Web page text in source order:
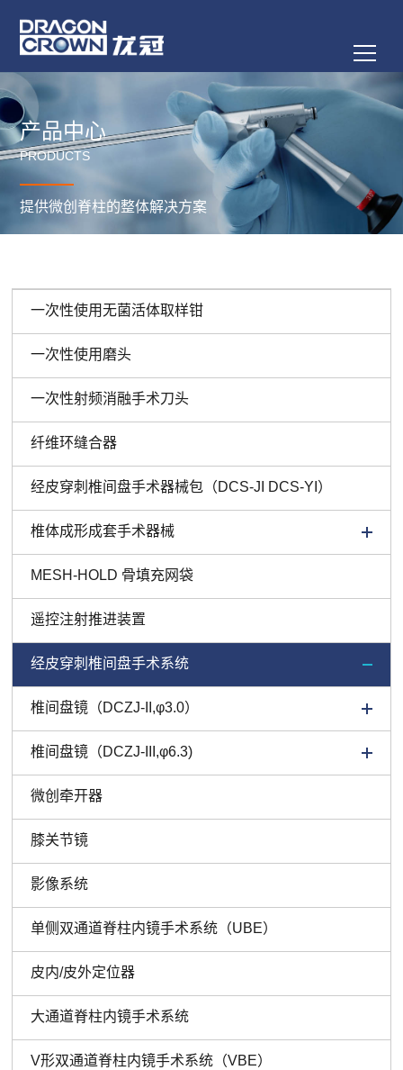
产品中心
PRODUCTS
提供微创脊柱的整体解决方案
一次性使用无菌活体取样钳
一次性使用磨头
一次性射频消融手术刀头
纤维环缝合器
经皮穿刺椎间盘手术器械包（DCS-JI DCS-YI）
椎体成形成套手术器械
MESH-HOLD 骨填充网袋
遥控注射推进装置
经皮穿刺椎间盘手术系统
椎间盘镜（DCZJ-II,φ3.0）
椎间盘镜（DCZJ-III,φ6.3)
微创牵开器
膝关节镜
影像系统
单侧双通道脊柱内镜手术系统（UBE）
皮内/皮外定位器
大通道脊柱内镜手术系统
V形双通道脊柱内镜手术系统（VBE）